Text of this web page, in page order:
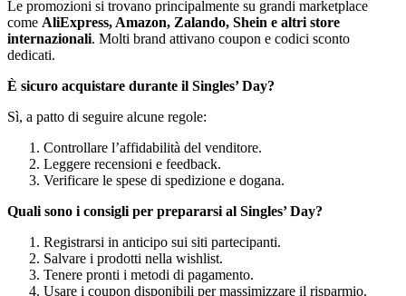
Le promozioni si trovano principalmente su grandi marketplace
come AliExpress, Amazon, Zalando, Shein e altri store
internazionali. Molti brand attivano coupon e codici sconto
dedicati.
È sicuro acquistare durante il Singles’ Day?
Sì, a patto di seguire alcune regole:
Controllare l’affidabilità del venditore.
Leggere recensioni e feedback.
Verificare le spese di spedizione e dogana.
Quali sono i consigli per prepararsi al Singles’ Day?
Registrarsi in anticipo sui siti partecipanti.
Salvare i prodotti nella wishlist.
Tenere pronti i metodi di pagamento.
Usare i coupon disponibili per massimizzare il risparmio.